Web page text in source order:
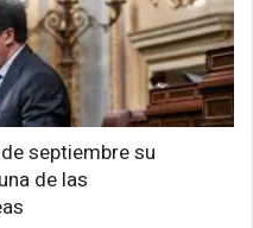
septiembre su
de las